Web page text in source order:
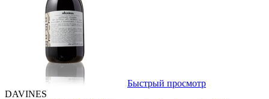
Быстрый просмотр
DAVINES